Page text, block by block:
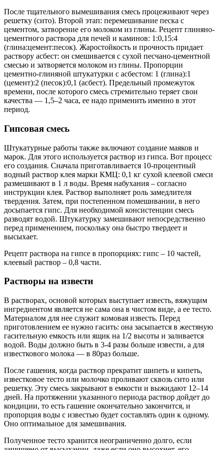
После тщательного вымешивания смесь процеживают через
решетку (сито). Второй этап: перемешивание песка с
цементом, затворение его молоком из глины. Рецепт глиняно-
цементного раствора для печей и каминов: 1:0,15:4
(глина:цемент:песок). Жаростойкость и прочность придает
раствору асбест: он смешивается с сухой песчано-цементной
смесью и затворяется молоком из глины. Пропорции
цементно-глиняной штукатурки с асбестом: 1 (глина):1
(цемент):2 (песок):0,1 (асбест). Предельный промежуток
времени, после которого смесь стремительно теряет свои
качества — 1,5–2 часа, ее надо применить именно в этот
период.
Гипсовая смесь
Штукатурные работы также включают создание маяков и
марок. Для этого используется раствор из гипса. Вот процесс
его создания. Сначала приготавливается 10-процентный
водный раствор клея марки КМЦ: 0,1 кг сухой клеевой смеси
размешивают в 1 л воды. Время набухания – согласно
инструкции клея. Раствор выполняет роль замедлителя
твердения. Затем, при постепенном помешивании, в него
досыпается гипс. Для необходимой консистенции смесь
разводят водой. Штукатурку замешивают непосредственно
перед применением, поскольку она быстро твердеет и
высыхает.
Рецепт раствора на гипсе в пропорциях: гипс – 10 частей,
клеевый раствор – 0,8 части.
Растворы на извести
В растворах, основой которых выступает известь, вяжущим
ингредиентом является не сама она в чистом виде, а ее тесто.
Материалом для нее служит комовая известь. Перед
приготовлением ее нужно гасить: она засыпается в жестяную
гасительную емкость или ящик на 1/2 высоты и заливается
водой. Воды должно быть в 3-4 разы больше извести, а для
известкового молока — в 80раз больше.
После гашения, когда раствор прекратит шипеть и кипеть,
известковое тесто или молочко проливают сквозь сито или
решетку. Эту смесь закрывают в емкости и выжидают 12–14
дней. На протяжении указанного периода раствор дойдет до
кондиции, то есть гашение окончательно закончится, и
пропорция воды с известью будет составлять один к одному.
Оно оптимальное для замешивания.
Полученное тесто хранится неограниченно долго, если